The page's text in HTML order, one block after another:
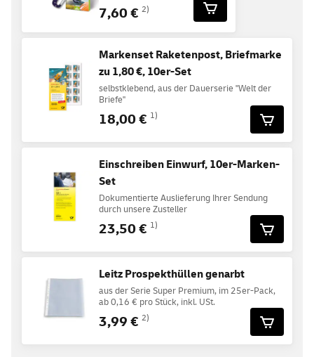
7,60 € 2)
Markenset Raketenpost, Briefmarke
zu 1,80 €, 10er-Set
selbstklebend, aus der Dauerserie "Welt der
Briefe"
18,00 € 1)
Einschreiben Einwurf, 10er-Marken-
Set
Dokumentierte Auslieferung Ihrer Sendung
durch unsere Zusteller
23,50 € 1)
Leitz Prospekthüllen genarbt
aus der Serie Super Premium, im 25er-Pack,
ab 0,16 € pro Stück, inkl. USt.
3,99 € 2)